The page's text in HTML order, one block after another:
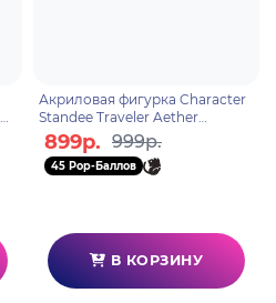
Акриловая фигурка Character
Standee Traveler Aether
6972957482861
899р. 999р.
45 Pop-Баллов
В КОРЗИНУ